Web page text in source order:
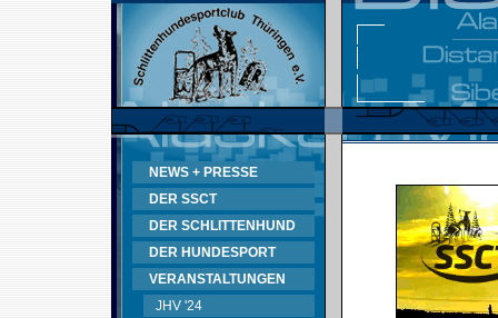
NEWS + PRESSE
DER SSCT
DER SCHLITTENHUND
DER HUNDESPORT
VERANSTALTUNGEN
JHV '24